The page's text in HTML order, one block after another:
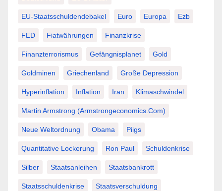
EU-Staatsschuldendebakel Euro Europa Ezb
FED Fiatwährungen Finanzkrise
Finanzterrorismus Gefängnisplanet Gold
Goldminen Griechenland Große Depression
Hyperinflation Inflation Iran Klimaschwindel
Martin Armstrong (Armstrongeconomics.com)
Neue Weltordnung Obama Piigs
Quantitative Lockerung Ron Paul Schuldenkrise
Silber Staatsanleihen Staatsbankrott
Staatsschuldenkrise Staatsverschuldung